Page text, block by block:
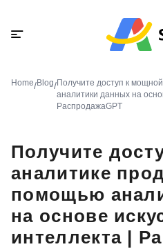
Home/Blog/Получите доступ к
аналитики данных на
РаспродажаGPT
Получите
аналитике
помощью
на основе
интеллекта |